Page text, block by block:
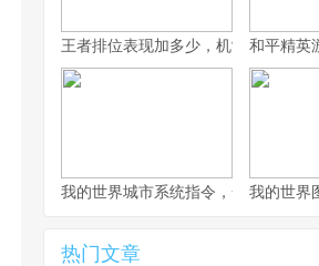
王者排位表现加多少，机制解析与实
和平精英
我的世界城市系统指令，一座虚拟城
我的世界
热门文章